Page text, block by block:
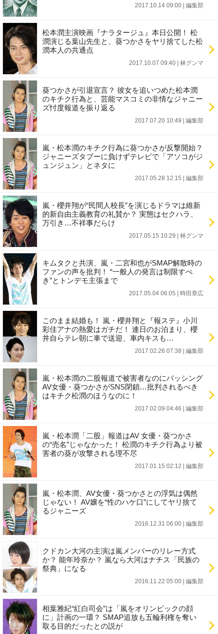
2017.10.14 09:00 編集部
松本潤主演映画『ナラタージュ』本日公開！ 松
潤演じる葉山先生と、葵つかさをヤリ捨てした松
潤本人の共通点
2017.10.07 09:40 林グンマ
葵つかさが引退宣言？ 彼女を追いつめた松本潤
のキチク行為と、芸能マスコミの非情なジャニー
ズ忖度報道を振り返る
2017.07.20 10:49 編集部
嵐・松本潤のキチク行為に葵つかさが反撃開始？
ジャニーズタブーに負けずテレビで「アソコがジ
ュンジュン」とネタに
2017.05.28 12:15 編集部
嵐・櫻井翔が“民間人校長”を演じるドラマは維新
的新自由主義教育の礼賛か？ 実態はセクハラ、
万引き…不祥事だらけ
2017.05.15 10:29 林グンマ
キムタクと共演、嵐・二宮和也がSMAP解散時の
ファンの声を批判！ “一般人の発言は制限すべ
き”とトンデモ主張まで
2017.05.04 06:05 時田章広
このまま結婚も！ 嵐・櫻井翔と『報ステ』小川
彩佳アナの熱愛はガチだ！ 連日のお泊まり、櫻
井自らテレ朝に車で送迎、車内キスも…
2017.02.26 07:38 編集部
嵐・松本潤の二股報道で被害者なのにバッシング
AV女優・葵つかさがSNS閉鎖…批判されるべき
はキチク松潤のほうなのに！
2017.02.09 04:46 編集部
嵐・松本潤「二股」報道はAV 女優・葵つかさ
の“売名”じゃなかった！ 松潤のキチク行為より被
害者の葵が攻撃される理不尽
2017.01.15 02:12 編集部
嵐・松本潤、AV女優・葵つかさとの浮気は偶然
じゃない！ AV嬢を“性のハケ口”にしてヤリ捨て
るジャニーズ
2016.12.31 06:00 編集部
クドカン大河の主演は嵐メンバーのリレー方式
か？ 能年玲奈か？ 嵐なら大河はナチス「民族の
祭典」になる
2016.11.22 05:00 編集部
相葉雅紀“紅白司会”は「嵐をオリンピックの顔
に」計画の一環？ SMAP追放も五輪利権を奪い
取る目的だったとの説が